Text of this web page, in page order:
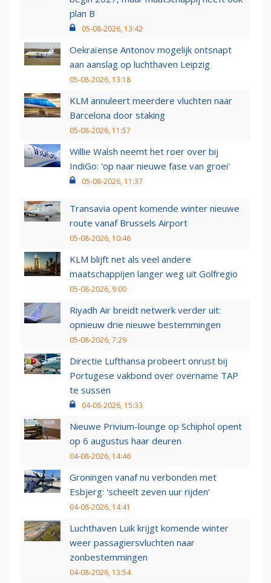
plan B
05-08-2026, 13:42
Oekraïense Antonov mogelijk ontsnapt
aan aanslag op luchthaven Leipzig
05-08-2026, 13:18
KLM annuleert meerdere vluchten naar
Barcelona door staking
05-08-2026, 11:57
Willie Walsh neemt het roer over bij
IndiGo: 'op naar nieuwe fase van groei'
05-08-2026, 11:37
Transavia opent komende winter nieuwe
route vanaf Brussels Airport
05-08-2026, 10:46
KLM blijft net als veel andere
maatschappijen langer weg uit Golfregio
05-08-2026, 9:00
Riyadh Air breidt netwerk verder uit:
opnieuw drie nieuwe bestemmingen
05-08-2026, 7:29
Directie Lufthansa probeert onrust bij
Portugese vakbond over overname TAP
te sussen
04-08-2026, 15:33
Nieuwe Privium-lounge op Schiphol opent
op 6 augustus haar deuren
04-08-2026, 14:46
Groningen vanaf nu verbonden met
Esbjerg: 'scheelt zeven uur rijden'
04-08-2026, 14:41
Luchthaven Luik krijgt komende winter
weer passagiersvluchten naar
zonbestemmingen
04-08-2026, 13:54